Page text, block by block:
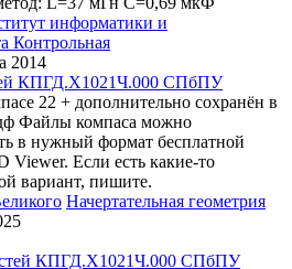
информатики и
Контрольная
2014
КПГД.Х1021Ч.000 СПбПУ
22 + дополнительно сохранён в
Файлы компаса можно
в нужный формат бесплатной
Если есть какие-то
вариант, пишите.
Начертательная геометрия